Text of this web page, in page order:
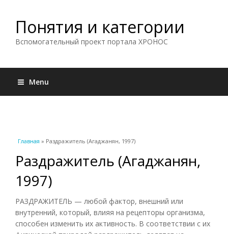
Понятия и категории
Вспомогательный проект портала ХРОНОС
Menu
Вы здесь
Главная » Раздражитель (Агаджанян, 1997)
Раздражитель (Агаджанян,
1997)
РАЗДРАЖИТЕЛЬ — любой фактор, внешний или
внутренний, который, влияя на рецепторы организма,
способен изменить их активность. В соответствии с их